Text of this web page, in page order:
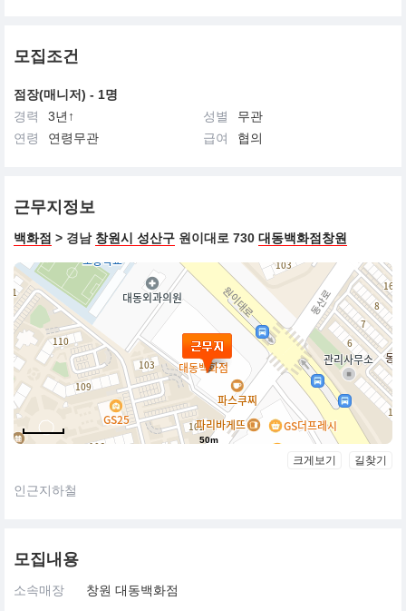
모집조건
점장(매니저) - 1명
경력
3년↑ 성별
무관
연령
연령무관 급여 협의
근무지정보
백화점 > 경남 창원시 성산구 원이대로 730 대동백화점창원
50m
크게보기 길찾기
인근지하철
모집내용
소속매장 창원 대동백화점